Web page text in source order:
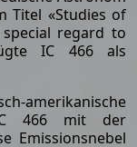
Titel «Studies of
regard to
IC 466 als
amerikanische
466 mit der
Emissionsnebel